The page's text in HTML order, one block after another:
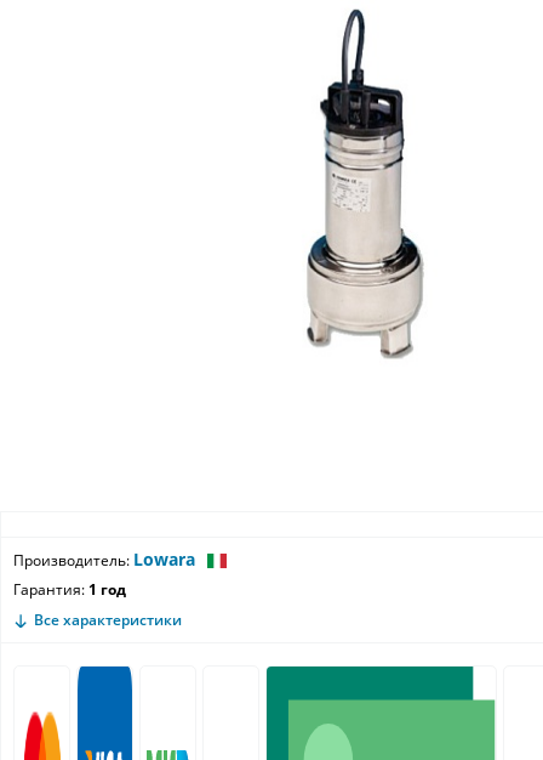
Производитель: Lowara
Гарантия: 1 год
Все характеристики